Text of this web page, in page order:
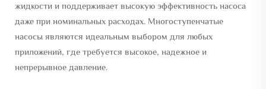
жидкости и поддерживает высокую эффективность насоса
даже при номинальных расходах. Многоступенчатые
насосы являются идеальным выбором для любых
приложений, где требуется высокое, надежное и
непрерывное давление.